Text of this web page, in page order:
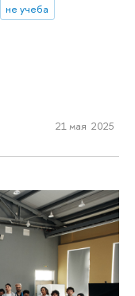
не учеба
21 мая 2025